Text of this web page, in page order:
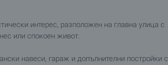
интерес, разположен на главна улица с
или спокоен живот.
навеси, гараж и допълнителни постройки с